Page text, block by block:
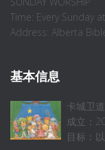
Time: Every Sunday
Address: Alberta
基本信息
卡城卫
成立：
目标：